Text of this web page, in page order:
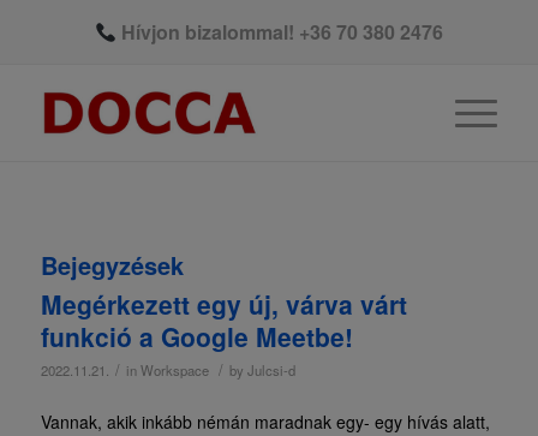
Hívjon bizalommal! +36 70 380 2476
Bejegyzések
Megérkezett egy új, várva várt
funkció a Google Meetbe!
2022.11.21. / inWorkspace / by Julcsi-d
Vannak, akik inkább némán maradnak egy- egy hívás alatt,